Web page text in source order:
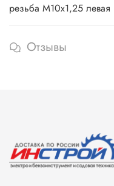
резьба М10х1,25 левая
Отзывы